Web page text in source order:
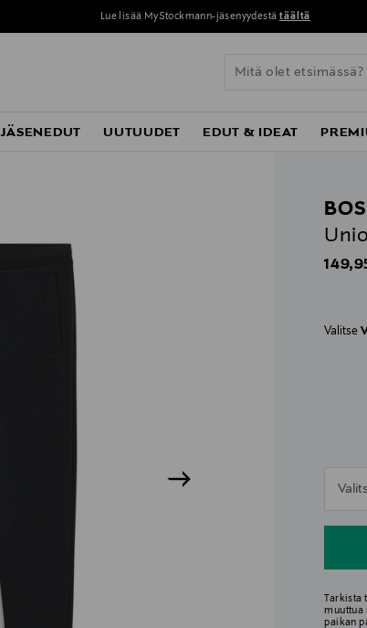
Lue lisää MyStockmann-jäsenyydestä täältä
JÄSENEDUT UUTUUDET EDUT & IDEAT
Valitse
Tarkista
muuttua
paikan